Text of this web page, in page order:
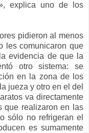
explica uno de los
pidieron al menos
les comunicaron que
evidencia de que la
otro sistema: se
en la zona de los
jueza y otro en el del
va directamente
que realizaron en las
sólo no refrigeran el
es sumamente